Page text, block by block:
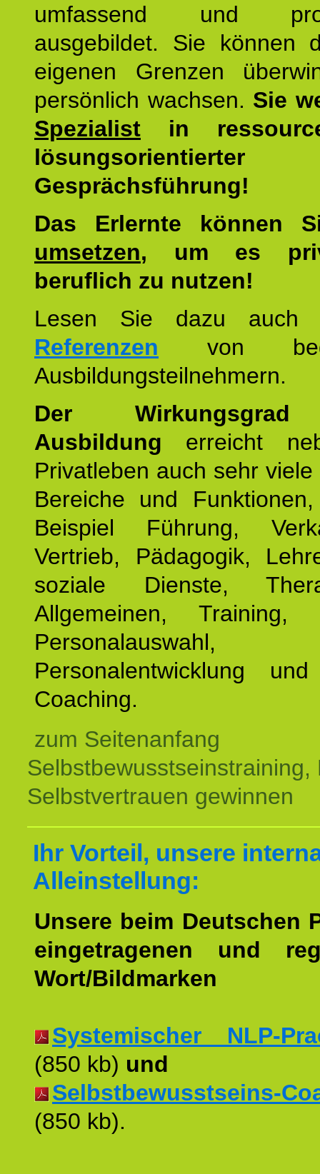
umfassend und
ausgebildet. Sie können
eigenen Grenzen
persönlich wachsen. Sie
Spezialist in
lösungsorientierter
Gesprächsführung!
Das Erlernte können
umsetzen, um es
beruflich zu nutzen!
Lesen Sie dazu
Referenzen von
Ausbildungsteilnehmern.
Der
Ausbildung erreicht
Privatleben auch sehr
Bereiche und
Beispiel Führung,
Vertrieb, Pädagogik,
soziale Dienste,
Allgemeinen, Training,
Personalauswahl,
Personalentwicklung
Coaching.
zum Seitenanfang
Selbstbewusstseinstraining,
Selbstvertrauen gewinnen
Ihr Vorteil, unsere
Alleinstellung:
Unsere beim Deutschen
eingetragenen und
Wort/Bildmarken
Systemischer NLP-
(850 kb) und
Selbstbewusstseins-
(850 kb).